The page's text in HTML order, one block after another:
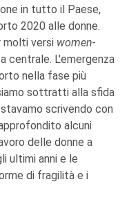
in tutto il Paese,
2020 alle donne.
molti versi women-
centrale. L'emergenza
nella fase più
sottratti alla sfida
scrivendo con
alcuni
delle donne a
ultimi anni e le
di fragilità e i